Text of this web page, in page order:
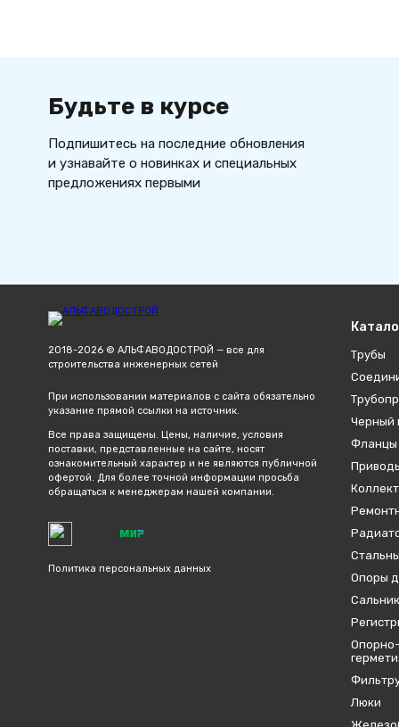
Будьте в курсе
Подпишитесь на последние обновления
и узнавайте о новинках и специальных
предложениях первыми
2018-2026 © АЛЬФАВОДОСТРОЙ — все для
строительства инженерных сетей
При использовании материалов с сайта обязательно
указание прямой ссылки на источник.
Все права защищены. Цены, наличие, условия
поставки, представленные на сайте, носят
ознакомительный характер и не являются публичной
офертой. Для более точной информации просьба
обращаться к менеджерам нашей компании.
Политика персональных данных
Трубы
Черный
Фланцы
Опоры
Люки